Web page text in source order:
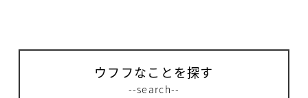
ウフフなことを探す
--search--